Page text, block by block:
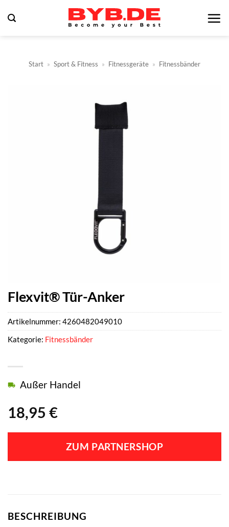
Inhalt
Start » Sport & Fitness » Fitnessgeräte » Fitnessbänder
Flexvit® Tür-Anker
18,95 €
Außer Handel
ZUM PARTNERSHOP
Artikelnummer: 4260482049010
Kategorie: Fitnessbänder
BESCHREIBUNG